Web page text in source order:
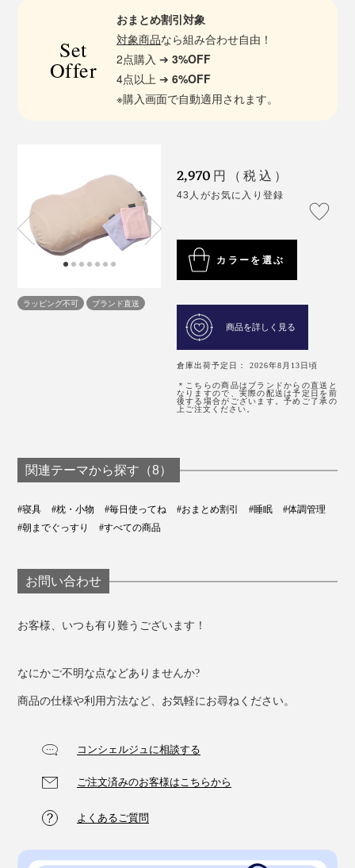
Set
Offer
おまとめ割引対象
対象商品なら組み合わせ自由！
2点購入 ➔3%OFF
4点以上 ➔6%OFF
※購入画面で自動適用されます。
ラッピング不可 ブランド直送
2,970 円（税込）
43人がお気に入り登録
カラーを選ぶ
商品を詳しく見る
倉庫出荷予定日： 2026年8月13日頃
＊こちらの商品はブランドからの直送と
なりますので、実際の配送は予定日を前
後する場合がございます。予めご了承の
上ご注文ください。
関連テーマから探す（8）
#寝具 #枕・小物 #毎日使ってね #おまとめ割引 #睡眠
#体調管理
#朝までぐっすり
#すべての商品
お問い合わせ
お客様、いつも有り難うございます！
なにかご不明な点などありませんか?
商品の仕様や利用方法など、お気軽にお尋ねください。
コンシェルジュに相談する
ご注文済みのお客様はこちらから
よくあるご質問